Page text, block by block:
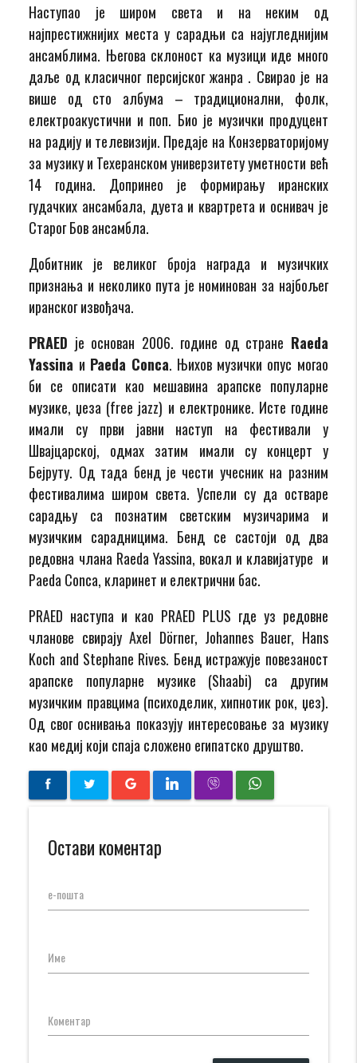
Наступао је широм света и на неким од
најпрестижнијих места у сарадњи са најугледнијим
ансамблима. Његова склоност ка музици иде много
даље од класичног персијског жанра . Свирао је на
више од сто албума – традиционални, фолк,
електроакустични и поп. Био је музички продуцент
на радију и телевизији. Предаје на Конзерваторијому
за музику и Техеранском универзитету уметности већ
14 година. Допринео је формирању иранских
гудачких ансамбала, дуета и квартрета и оснивач је
Старог Бов ансамбла.
Добитник је великог броја награда и музичких
признања и неколико пута је номинован за најбољег
иранског извођача.
PRAED je основан 2006. године од стране Raeda
Yassina и Paeda Conca. Њихов музички опус могао
би се описати као мешавина арапске популарне
музике, џеза (free jazz) и електронике. Исте године
имали су први јавни наступ на фестивали у
Швајцарској, одмах затим имали су концерт у
Бејруту. Од тада бенд је чести учесник на разним
фестивалима широм света. Успели су да остваре
сарадњу са познатим светским музичарима и
музичким сарадницима. Бенд се састоји од два
редовна члана Raeda Yassina, вокал и клавијатуре и
Paeda Conca, кларинет и електрични бас.
PRAED наступа и као PRAED PLUS где уз редовне
чланове свирају Axel Dörner, Johannes Bauer, Hans
Koch and Stephane Rives. Бенд истражује повезаност
арапске популарне музике (Shaabi) са другим
музичким правцима (психоделик, хипнотик рок, џез).
Од свог оснивања показују интересовање за музику
као медиј који спаја сложено египатско друштво.
Остави коментар
е-пошта
Име
Коментар